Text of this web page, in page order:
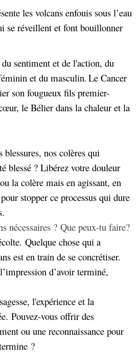
les volcans enfouis sous l’eau
se réveillent et font bouillonner
sentiment et de l'action, du
et du masculin.Le Cancer
son fougueux fils premier-
le Bélier dans la chaleur et la
blessures, nos colères qui
blessé ? Libérez votre douleur
la colère mais en agissant, en
stopper ce processus qui dure
nécessaires ? Que peux-tu faire?
Quelque chose qui a
est en train de se concrétiser.
d’avoir terminé,
l'expérience et la
Pouvez-vous offrir des
ou une reconnaissance pour
?